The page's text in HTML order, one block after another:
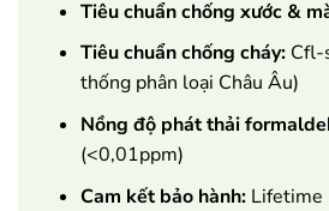
Tiêu chuẩn chống xước &
Tiêu chuẩn chống cháy:Cfl-
thống phân loại Châu Âu)
Nồng độ phát thải
(<0,01ppm)
Cam kết bảo hành:Lifetime